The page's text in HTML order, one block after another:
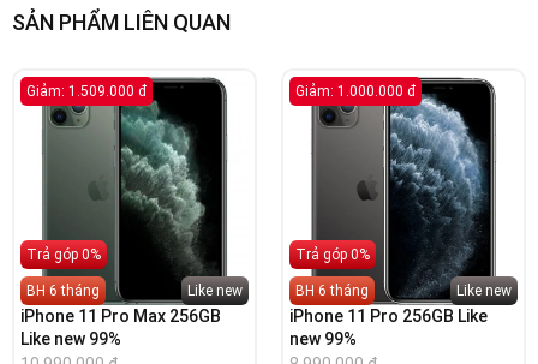
SẢN PHẨM LIÊN QUAN
Giảm: 1.509.000 đ
Trả góp 0%
BH 6 tháng Like new
iPhone 11 Pro Max 256GB
Like new 99%
Giảm: 1.000.000 đ
Trả góp 0%
BH 6 tháng Like new
iPhone 11 Pro 256GB Like
new 99%